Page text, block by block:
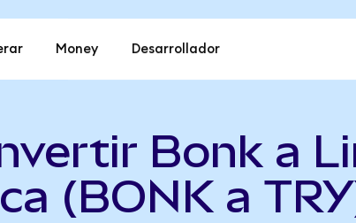
Money Desarrollador
Bonk a
(BONK a